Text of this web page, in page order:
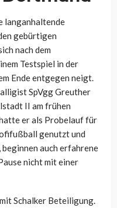
langanhaltende
gebürtigen
nach dem
Testspiel in der
Ende entgegen neigt.
SpVgg Greuther
II am frühen
er als Probelauf für
genutzt und
auch erfahrene
nicht mit einer
Schalker Beteiligung.